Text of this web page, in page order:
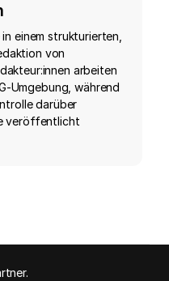
einem strukturierten,
von
arbeiten
Umgebung, während
darüber
veröffentlicht